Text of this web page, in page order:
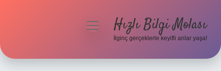
menüyüHızlı Bilgi Molası
İlginç gerçeklerle keyifli anlar yaşa!